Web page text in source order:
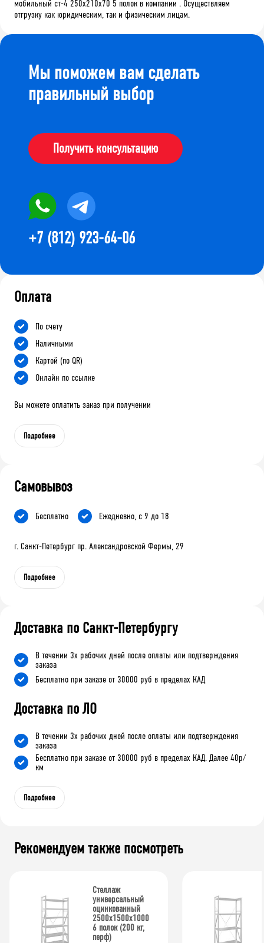
мобильный ст-4 250x210x70 5 полок в компании . Осуществляем
отгрузку как юридическим, так и физическим лицам.
Мы поможем вам сделать
правильный выбор
Получить консультацию
+7 (812) 923-64-06
Оплата
По счету
Наличными
Картой (по QR)
Онлайн по ссылке
Вы можете оплатить заказ при получении
Подробнее
Самовывоз
Бесплатно Ежедневно, с 9 до 18
г. Санкт-Петербург пр. Александровской Фермы, 29
Подробнее
Доставка по Санкт-Петербургу
В течении 3х рабочих дней после оплаты или подтверждения
заказа
Бесплатно при заказе от 30000 руб в пределах КАД
Доставка по ЛО
В течении 3х рабочих дней после оплаты или подтверждения
заказа
Бесплатно при заказе от 30000 руб в пределах КАД. Далее 40р/
км
Подробнее
Рекомендуем также посмотреть
Стеллаж
универсальный
оцинкованный
2500x1500x1000
6 полок (200 кг,
перф)